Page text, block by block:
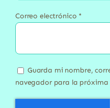
Correo electrónico *
Guarda mi nombre,
navegador para la próxima